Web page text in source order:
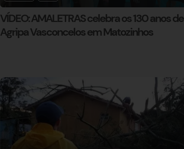
VÍDEO: AMALETRAS celebra os 130 anos de
Agripa Vasconcelos em Matozinhos